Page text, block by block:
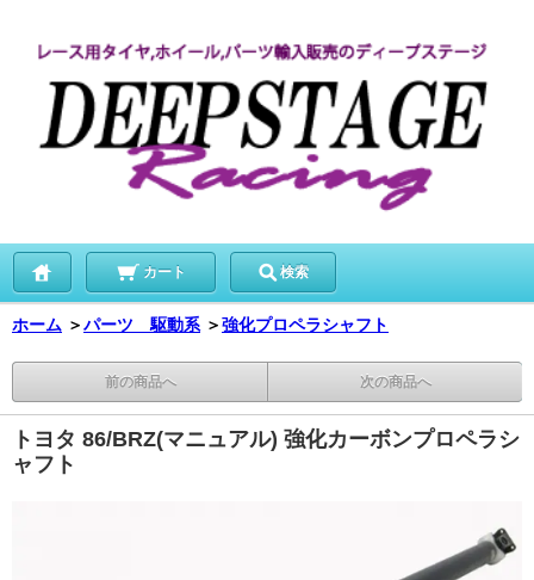
カート 検索
ホーム ＞パーツ 駆動系 ＞強化プロペラシャフト
前の商品へ 次の商品へ
トヨタ 86/BRZ(マニュアル) 強化カーボンプロペラシ
ャフト